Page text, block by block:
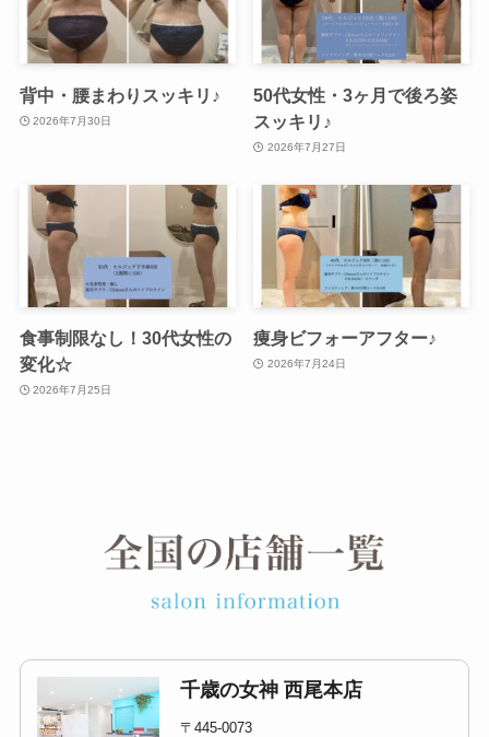
背中・腰まわりスッキリ♪
2026年7月30日
50代女性・3ヶ月で後ろ姿
スッキリ♪
2026年7月27日
食事制限なし！30代女性の
変化☆
2026年7月25日
痩身ビフォーアフター♪
2026年7月24日
千歳の女神 西尾本店
〒445-0073